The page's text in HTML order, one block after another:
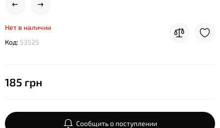
Нет в наличии
Код: 53525
185 грн
Сообщить о поступлении